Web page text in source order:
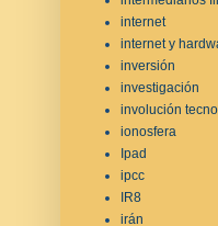
internet
internet y
inversión
investigación
involución
ionosfera
Ipad
ipcc
IR8
irán